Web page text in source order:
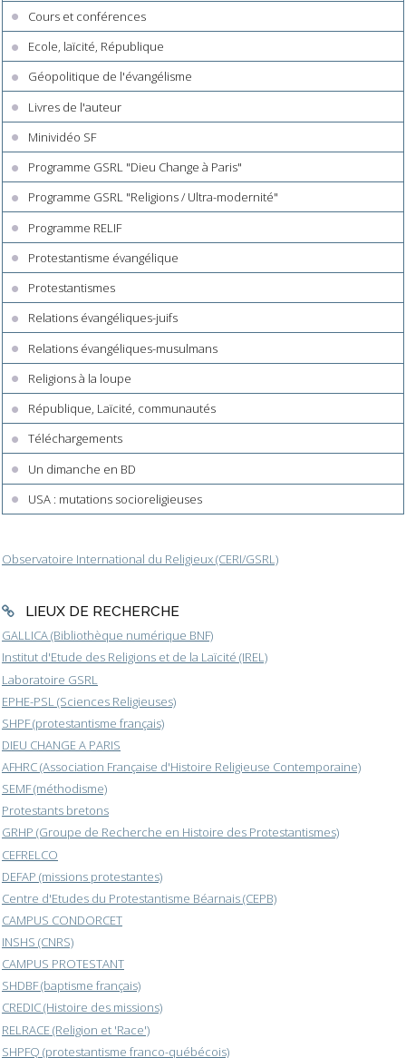
Cours et conférences
Ecole, laïcité, République
Géopolitique de l'évangélisme
Livres de l'auteur
Minividéo SF
Programme GSRL "Dieu Change à Paris"
Programme GSRL "Religions / Ultra-modernité"
Programme RELIF
Protestantisme évangélique
Protestantismes
Relations évangéliques-juifs
Relations évangéliques-musulmans
Religions à la loupe
République, Laïcité, communautés
Téléchargements
Un dimanche en BD
USA : mutations socioreligieuses
Observatoire International du Religieux (CERI/GSRL)
LIEUX DE RECHERCHE
GALLICA (Bibliothèque numérique BNF)
Institut d'Etude des Religions et de la Laïcité (IREL)
Laboratoire GSRL
EPHE-PSL (Sciences Religieuses)
SHPF (protestantisme français)
DIEU CHANGE A PARIS
AFHRC (Association Française d'Histoire Religieuse Contemporaine)
SEMF (méthodisme)
Protestants bretons
GRHP (Groupe de Recherche en Histoire des Protestantismes)
CEFRELCO
DEFAP (missions protestantes)
Centre d'Etudes du Protestantisme Béarnais (CEPB)
CAMPUS CONDORCET
INSHS (CNRS)
CAMPUS PROTESTANT
SHDBF (baptisme français)
CREDIC (Histoire des missions)
RELRACE (Religion et 'Race')
SHPFQ (protestantisme franco-québécois)